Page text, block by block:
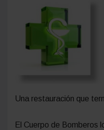
Una restauración que
El Cuerpo de Bomberos